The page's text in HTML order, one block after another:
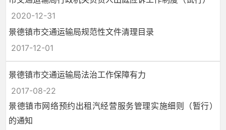
2020-12-31
景德镇市交通运输局规范性文件清理目录
2017-12-01
景德镇市交通运输局法治工作保障有力
2017-08-22
景德镇市网络预约出租汽经营服务管理实施细则（暂行）
的通知